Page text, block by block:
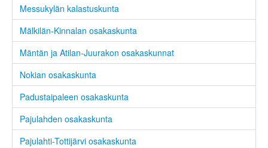
Messukylän kalastuskunta
Mälkilän-Kinnalan osakaskunta
Mäntän ja Atilan-Juurakon osakaskunnat
Nokian osakaskunta
Padustaipaleen osakaskunta
Pajulahden osakaskunta
Pajulahti-Tottijärvi osakaskunta